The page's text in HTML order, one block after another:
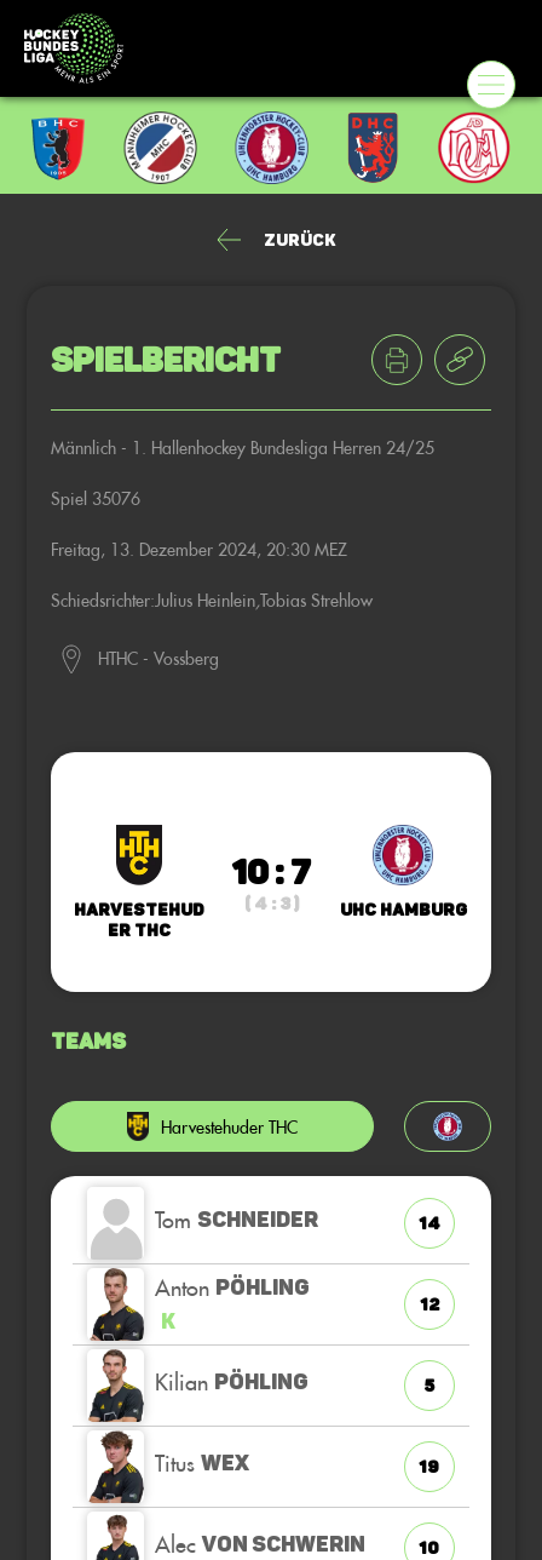
Zurück
Spielbericht
Männlich - 1. Hallenhockey Bundesliga Herren 24/25
Spiel 35076
Freitag, 13. Dezember 2024, 20:30 MEZ
Schiedsrichter:Julius Heinlein,Tobias Strehlow
HTHC - Vossberg
Harvestehud
er THC
10 : 7
( 4 : 3 ) UHC Hamburg
Teams
Harvestehuder THC
Tom SCHNEIDER 14
Anton PÖHLING
K
12
Kilian PÖHLING 5
Titus WEX 19
Alec VON SCHWERIN 10